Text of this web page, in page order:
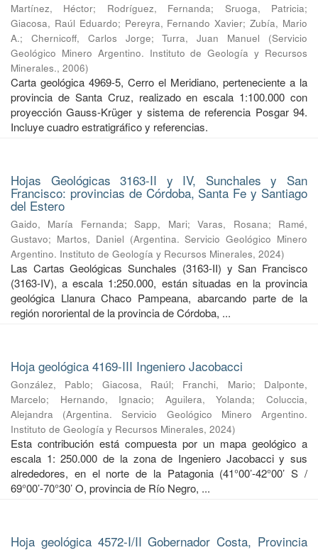
Martínez, Héctor; Rodríguez, Fernanda; Sruoga, Patricia;
Giacosa, Raúl Eduardo; Pereyra, Fernando Xavier;Zubía, Mario
A.; Chernicoff, Carlos Jorge;Turra, Juan Manuel (Servicio
Geológico Minero Argentino. Instituto de Geología y Recursos
Minerales., 2006)
Carta geológica 4969-5, Cerro el Meridiano, perteneciente a la
provincia de Santa Cruz, realizado en escala 1:100.000 con
proyección Gauss-Krüger y sistema de referencia Posgar 94.
Incluye cuadro estratigráfico y referencias.
Hojas Geológicas 3163-II y IV, Sunchales y San
Francisco: provincias de Córdoba, Santa Fe y Santiago
del Estero
Gaido, María Fernanda;Sapp, Mari;Varas, Rosana; Ramé,
Gustavo; Martos, Daniel (Argentina. Servicio Geológico Minero
Argentino. Instituto de Geología y Recursos Minerales, 2024)
Las Cartas Geológicas Sunchales (3163-II) y San Francisco
(3163-IV), a escala 1:250.000, están situadas en la provincia
geológica Llanura Chaco Pampeana, abarcando parte de la
región nororiental de la provincia de Córdoba, ...
Hoja geológica 4169-III Ingeniero Jacobacci
González, Pablo; Giacosa, Raúl; Franchi, Mario; Dalponte,
Marcelo; Hernando, Ignacio; Aguilera, Yolanda;Coluccia,
Alejandra
(Argentina. Servicio Geológico Minero Argentino.
Instituto de Geología y Recursos Minerales, 2024)
Esta contribución está compuesta por un mapa geológico a
escala 1: 250.000 de la zona de Ingeniero Jacobacci y sus
alrededores, en el norte de la Patagonia (41°00’-42°00’ S /
69°00’-70°30’ O, provincia de Río Negro, ...
Hoja geológica 4572-I/II Gobernador Costa, Provincia